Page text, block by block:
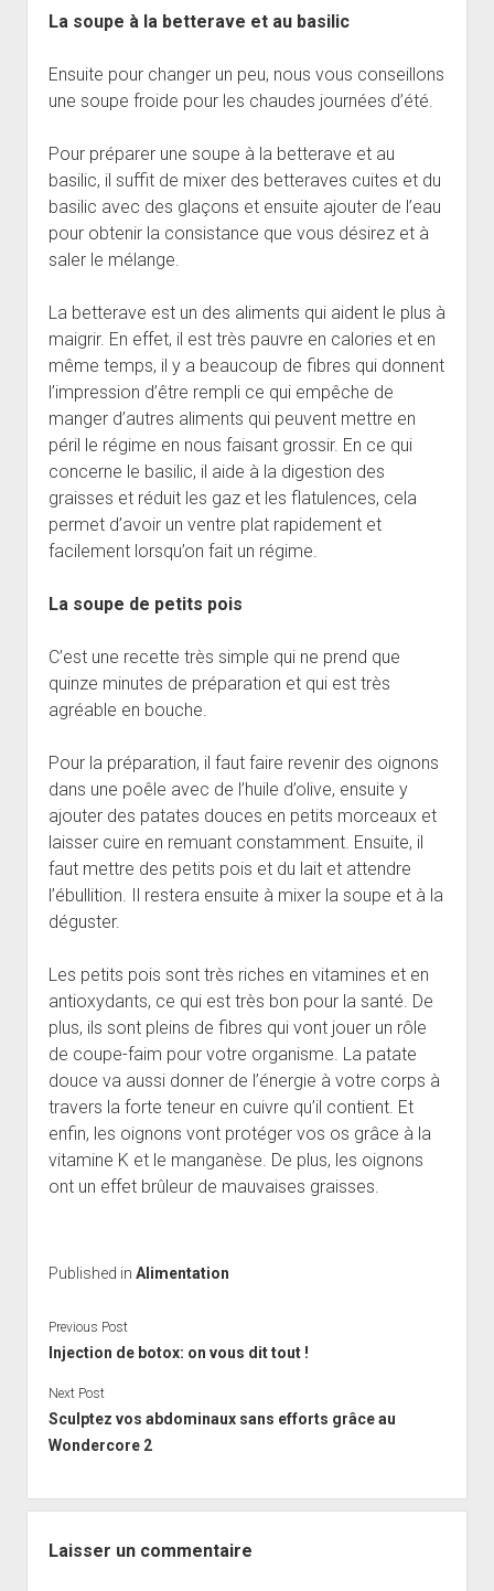
La soupe à la betterave et au basilic
Ensuite pour changer un peu, nous vous conseillons
une soupe froide pour les chaudes journées d’été.
Pour préparer une soupe à la betterave et au
basilic, il suffit de mixer des betteraves cuites et du
basilic avec des glaçons et ensuite ajouter de l’eau
pour obtenir la consistance que vous désirez et à
saler le mélange.
La betterave est un des aliments qui aident le plus à
maigrir. En effet, il est très pauvre en calories et en
même temps, il y a beaucoup de fibres qui donnent
l’impression d’être rempli ce qui empêche de
manger d’autres aliments qui peuvent mettre en
péril le régime en nous faisant grossir. En ce qui
concerne le basilic, il aide à la digestion des
graisses et réduit les gaz et les flatulences, cela
permet d’avoir un ventre plat rapidement et
facilement lorsqu’on fait un régime.
La soupe de petits pois
C’est une recette très simple qui ne prend que
quinze minutes de préparation et qui est très
agréable en bouche.
Pour la préparation, il faut faire revenir des oignons
dans une poêle avec de l’huile d’olive, ensuite y
ajouter des patates douces en petits morceaux et
laisser cuire en remuant constamment. Ensuite, il
faut mettre des petits pois et du lait et attendre
l’ébullition. Il restera ensuite à mixer la soupe et à la
déguster.
Les petits pois sont très riches en vitamines et en
antioxydants, ce qui est très bon pour la santé. De
plus, ils sont pleins de fibres qui vont jouer un rôle
de coupe-faim pour votre organisme. La patate
douce va aussi donner de l’énergie à votre corps à
travers la forte teneur en cuivre qu’il contient. Et
enfin, les oignons vont protéger vos os grâce à la
vitamine K et le manganèse. De plus, les oignons
ont un effet brûleur de mauvaises graisses.
Published in Alimentation
Previous Post
Injection de botox: on vous dit tout !
Next Post
Sculptez vos abdominaux sans efforts grâce au
Wondercore 2
Laisser un commentaire